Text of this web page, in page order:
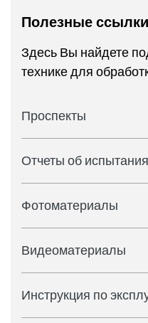
Полезные ссылки
Здесь Вы найдете
технике для
Проспекты
Отчеты об
Фотоматериалы
Видеоматериалы
Инструкция по